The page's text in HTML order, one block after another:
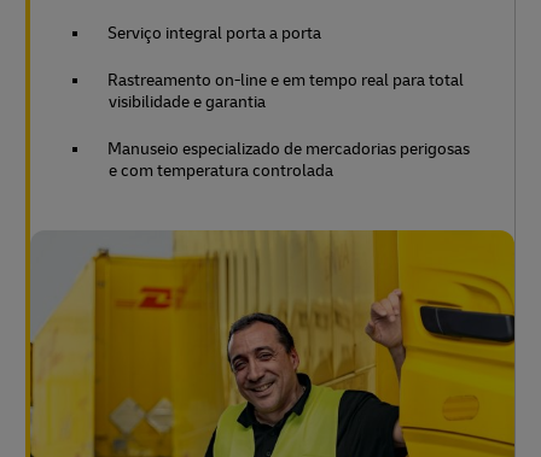
Serviço integral porta a porta
Rastreamento on-line e em tempo real para total
visibilidade e garantia
Manuseio especializado de mercadorias perigosas
e com temperatura controlada